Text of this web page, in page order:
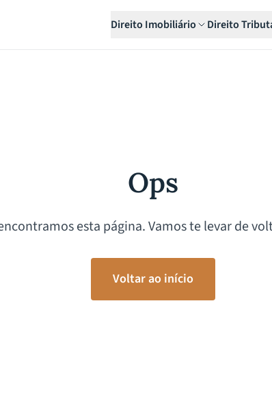
Direito Imobiliário Direito
Ops
esta página. Vamos te levar de
Voltar ao início